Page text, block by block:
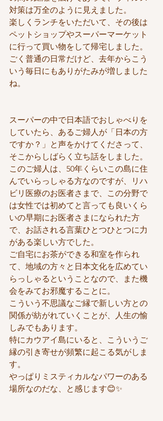
対策は万全のように見えました。
楽しくランチをいただいて、その後は
ペットショップやスーパーマーケット
に行って買い物をして帰宅しました。
ごく普通の日常だけど、去年からこう
いう毎日にもありがたみが増しました
ね。
スーパーの中で日本語でおしゃべりを
していたら、あるご婦人が「日本の方
ですか？」と声をかけてくださって、
そこからしばらく立ち話をしました。
このご婦人は、50年くらいこの島に住
んでいらっしゃる方なのですが、リハ
ビリ医療のお医者さまで、この分野で
は女性では初めてと言っても良いくら
いの早期にお医者さまになられた方
で、お話される言葉ひとつひとつに力
がある楽しい方でした。
ご自宅にお茶ができる和室を作られ
て、地域の方々と日本文化を広めてい
らっしゃるということなので、また機
会をみてお邪魔することに。
こういう不思議なご縁で新しい方との
関係が紡がれていくことが、人生の愉
しみでもあります。
特にカウアイ島にいると、こういうご
縁の引き寄せが頻繁に起こる気がしま
す。
やっぱりミスティカルなパワーのある
場所なのだな、と感じます😊✨